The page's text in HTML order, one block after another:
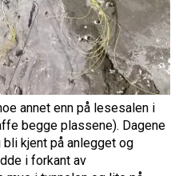
annet enn på lesesalen i
begge plassene). Dagene
kjent på anlegget og
i forkant av